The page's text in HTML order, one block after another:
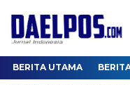
BERITA UTAMA